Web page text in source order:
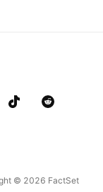
© 2026 FactSet